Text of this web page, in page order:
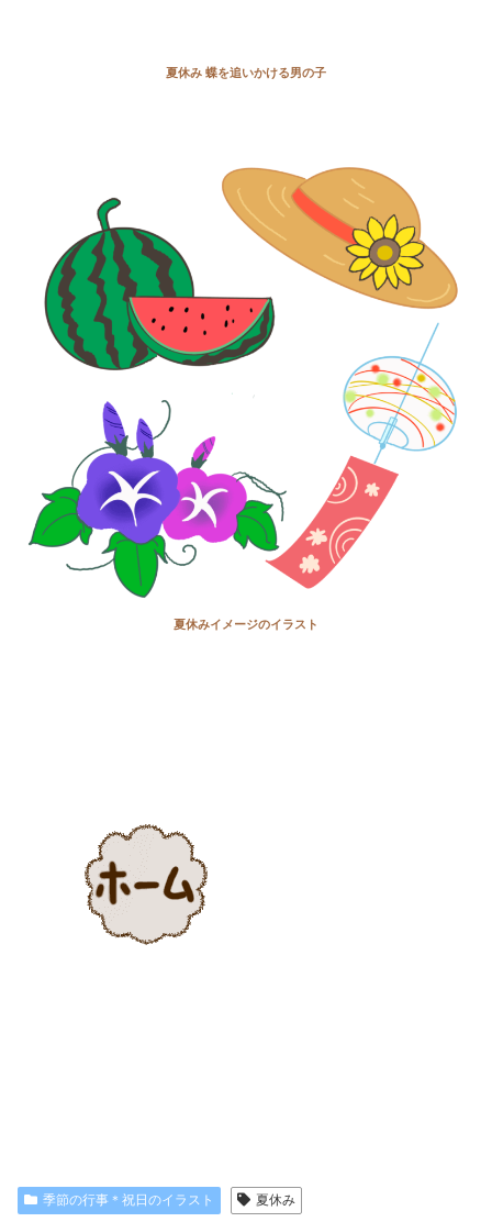
夏休み 蝶を追いかける男の子
夏休みイメージのイラスト
季節の行事＊祝日のイラスト 夏休み